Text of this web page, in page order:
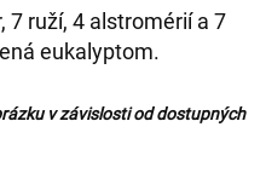
7 ruží, 4 alstromérií a 7
eukalyptom.
v závislosti od dostupných